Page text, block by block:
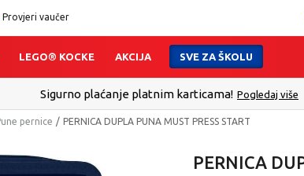
Provjeri vaučer
LEGO® KOCKE AKCIJA SVE ZA ŠKOLU
- Platite karticom Online i preuzmite u
pernice PERNICA DUPLA PUNA MUST PRESS START
PERNICA